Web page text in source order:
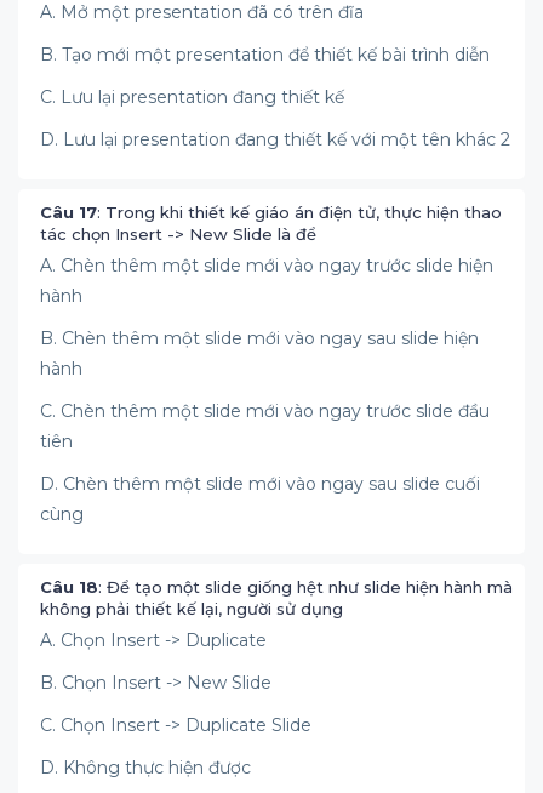
A. Mở một presentation đã có trên đĩa
B. Tạo mới một presentation để thiết kế bài trình diễn
C. Lưu lại presentation đang thiết kế
D. Lưu lại presentation đang thiết kế với một tên khác 2
Câu 17: Trong khi thiết kế giáo án điện tử, thực hiện thao
tác chọn Insert -> New Slide là để
A. Chèn thêm một slide mới vào ngay trước slide hiện
hành
B. Chèn thêm một slide mới vào ngay sau slide hiện
hành
C. Chèn thêm một slide mới vào ngay trước slide đầu
tiên
D. Chèn thêm một slide mới vào ngay sau slide cuối
cùng
Câu 18: Để tạo một slide giống hệt như slide hiện hành mà
không phải thiết kế lại, người sử dụng
A. Chọn Insert -> Duplicate
B. Chọn Insert -> New Slide
C. Chọn Insert -> Duplicate Slide
D. Không thực hiện được